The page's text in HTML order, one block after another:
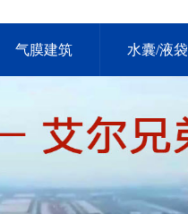
气膜建筑 水囊/液袋